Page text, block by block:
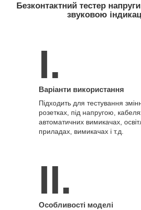
Безконтактний тестер
звуковою
I.
Варіанти використання
Підходить для тестування
розетках, під напругою,
автоматичних вимикачах,
приладах, вимикачах і т.д.
ІІ.
Особливості моделі